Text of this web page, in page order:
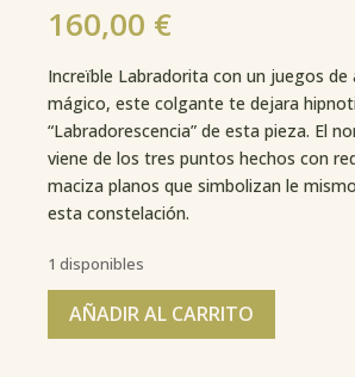
160,00 €
Increïble Labradorita con un juegos de
mágico, este colgante te dejara
“Labradorescencia” de esta pieza. El
viene de los tres puntos hechos con
maciza planos que simbolizan le
esta constelación.
1 disponibles
AÑADIR AL CARRITO